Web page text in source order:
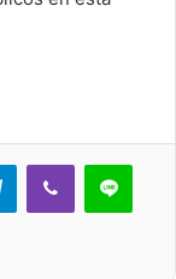
TelegramViber Line